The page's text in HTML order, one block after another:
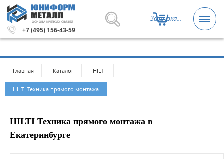
ОСНОВА КРЕПКИХ СВЯЗЕЙ
+7 (495) 156-43-59
Загрузка...
Метизы и крепежные изделия оптом. Минимальная
Главная Каталог HILTI
HILTI Техника прямого монтажа
HILTI Техника прямого монтажа в
Екатеринбурге